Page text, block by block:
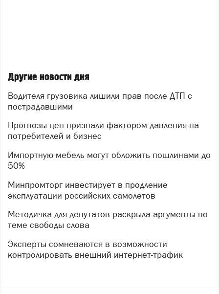
Другие новости дня
Водителя грузовика лишили прав после ДТП с
пострадавшими
Прогнозы цен признали фактором давления на
потребителей и бизнес
Импортную мебель могут обложить пошлинами до
50%
Минпромторг инвестирует в продление
эксплуатации российских самолетов
Методичка для депутатов раскрыла аргументы по
теме свободы слова
Эксперты сомневаются в возможности
контролировать внешний интернет-трафик